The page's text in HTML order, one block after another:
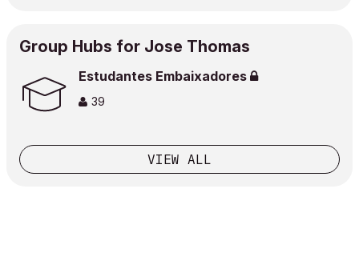
Group Hubs for Jose Thomas
Estudantes Embaixadores
39
VIEW ALL